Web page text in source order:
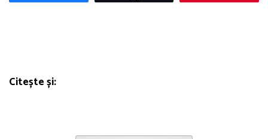
Citește și: